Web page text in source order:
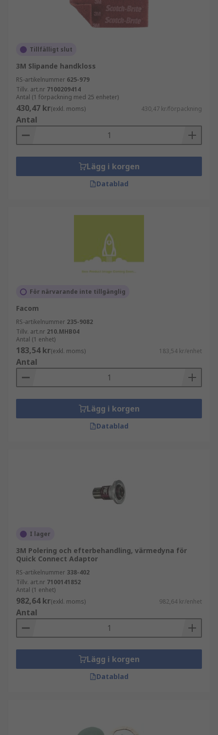
Tillfälligt slut
3M Slipande handkloss
RS-artikelnummer 625-979
Tillv. art.nr 7100209414
Antal (1 förpackning med 25 enheter)
430,47 kr(exkl. moms) 430,47 kr/förpackning
Antal
Lägg i korgen
Datablad
För närvarande inte tillgänglig
Facom
RS-artikelnummer 235-9082
Tillv. art.nr 210.MHB04
Antal (1 enhet)
183,54 kr(exkl. moms) 183,54 kr/enhet
Antal
Lägg i korgen
Datablad
I lager
3M Polering och efterbehandling, värmedyna för
Quick Connect Adaptor
RS-artikelnummer 338-402
Tillv. art.nr 7100141852
Antal (1 enhet)
982,64 kr(exkl. moms) 982,64 kr/enhet
Antal
Lägg i korgen
Datablad